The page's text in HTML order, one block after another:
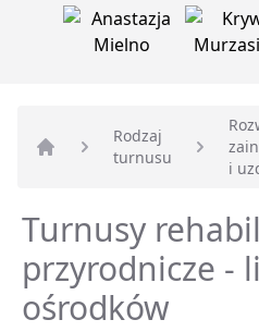
Strona główna
Rodzaj
turnusu
i
Turnusy
przyrodnicze -
ośrodków